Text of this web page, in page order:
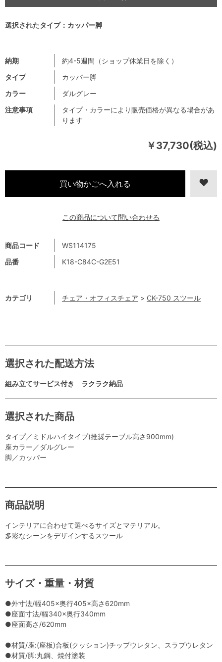
￥37,730(税込)
商品コード
WS114175
品番
K18-C84C-G2E51
カテゴリ チェア・オフィスチェア > CK-750 スツール
注意事項
タイプ・カラーにより販売価格が異なる場合があ
ります
納期
約4-5週間（ショップ休業日を除く）
タイプ
カッパー脚
カラー
ダルグレー
選択されたタイプ：カッパー脚
この商品について問い合わせる
選択された配送方法
組み立てサービス付き ラクラク納品
選択された商品
タイプ／ミドルハイタイプ(推奨テーブル高さ900mm)
座カラー／ダルグレー
脚／カッパー
商品説明
インテリアに合わせて選べるサイズとマテリアル。
多彩なシーンをデザインするスツール
サイズ・重量・材質
●外寸法/幅405×奥行405×高さ620mm
●座面寸法/幅340×奥行340mm
●座面高さ/620mm
●材質/座:(座板)合板(クッション)チップウレタン、スラブウレタン
●材質/脚:丸鋼、焼付塗装